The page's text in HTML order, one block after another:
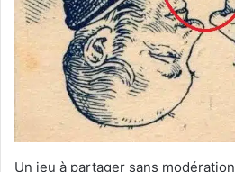
Un jeu à partager sans modération